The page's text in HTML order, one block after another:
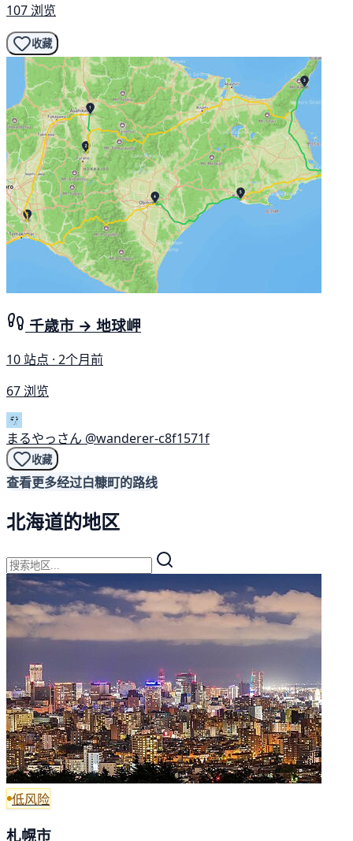
107 浏览
收藏
千歳市 → 地球岬
10 站点 · 2个月前
67 浏览
まるやっさん @wanderer-c8f1571f
收藏
查看更多经过白糠町的路线
北海道的地区
低风险
札幌市